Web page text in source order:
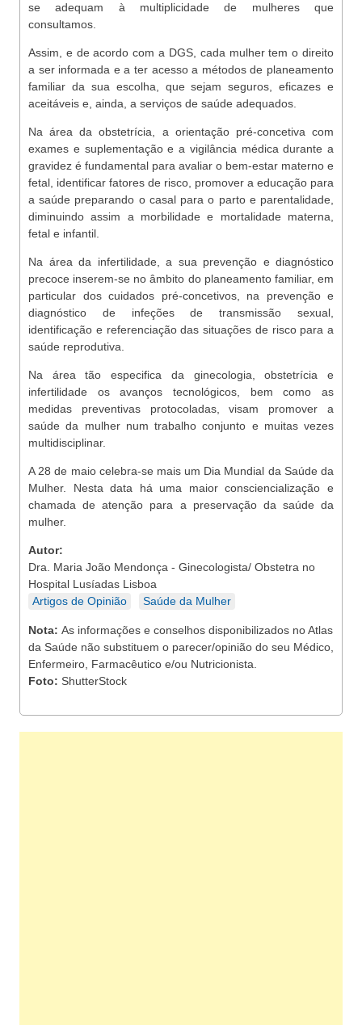
se adequam à multiplicidade de mulheres que
consultamos.
Assim, e de acordo com a DGS, cada mulher tem o direito
a ser informada e a ter acesso a métodos de planeamento
familiar da sua escolha, que sejam seguros, eficazes e
aceitáveis e, ainda, a serviços de saúde adequados.
Na área da obstetrícia, a orientação pré-concetiva com
exames e suplementação e a vigilância médica durante a
gravidez é fundamental para avaliar o bem-estar materno e
fetal, identificar fatores de risco, promover a educação para
a saúde preparando o casal para o parto e parentalidade,
diminuindo assim a morbilidade e mortalidade materna,
fetal e infantil.
Na área da infertilidade, a sua prevenção e diagnóstico
precoce inserem-se no âmbito do planeamento familiar, em
particular dos cuidados pré-concetivos, na prevenção e
diagnóstico de infeções de transmissão sexual,
identificação e referenciação das situações de risco para a
saúde reprodutiva.
Na área tão especifica da ginecologia, obstetrícia e
infertilidade os avanços tecnológicos, bem como as
medidas preventivas protocoladas, visam promover a
saúde da mulher num trabalho conjunto e muitas vezes
multidisciplinar.
A 28 de maio celebra-se mais um Dia Mundial da Saúde da
Mulher. Nesta data há uma maior consciencialização e
chamada de atenção para a preservação da saúde da
mulher.
Autor:
Dra. Maria João Mendonça - Ginecologista/ Obstetra no
Hospital Lusíadas Lisboa
Artigos de Opinião
Saúde da Mulher
Nota: As informações e conselhos disponibilizados no Atlas
da Saúde não substituem o parecer/opinião do seu Médico,
Enfermeiro, Farmacêutico e/ou Nutricionista.
Foto: ShutterStock